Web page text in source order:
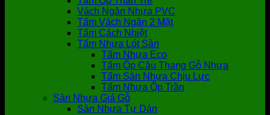
Vách Ngăn Nhựa PVC
Tấm Vách Ngăn 2 Mặt
Tấm Cách Nhiệt
Tấm Nhựa Lót Sàn
Tấm Nhựa Eco
Tấm Ốp Cầu Thang Gỗ Nhựa
Tấm Sàn Nhựa Chịu Lực
Tấm Nhựa Ốp Trần
Sàn Nhựa Giả Gỗ
Sàn Nhựa Tự Dán